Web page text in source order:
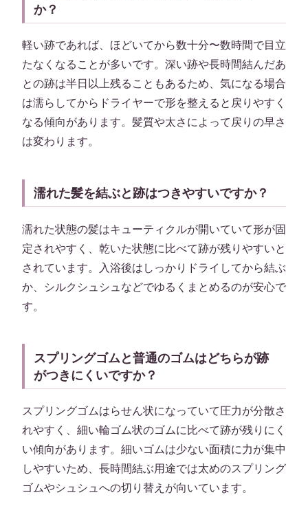
か？
軽い跡であれば、ほどいてから数十分〜数時間で目立
たなくなることが多いです。深い跡や長時間結んだあ
との跡は半日以上残ることもあるため、気になる場合
は濡らしてからドライヤーで形を整えると戻りやすく
なる傾向があります。髪質や太さによって戻りの早さ
は変わります。
濡れた髪を結ぶと跡はつきやすいですか？
濡れた状態の髪はキューティクルが開いていて形が固
定されやすく、乾いた状態に比べて跡が残りやすいと
されています。入浴後はしっかりドライしてから結ぶ
か、シルクシュシュなどでゆるくまとめるのが安心で
す。
スプリングゴムと普通のゴムはどちらが跡
がつきにくいですか？
スプリングゴムはらせん状になっていて圧力が分散さ
れやすく、細い輪ゴム状のゴムに比べて跡が残りにく
い傾向があります。細いゴムは少ない面積に力が集中
しやすいため、長時間結ぶ用途では太めのスプリング
ゴムやシュシュへの切り替えが向いています。